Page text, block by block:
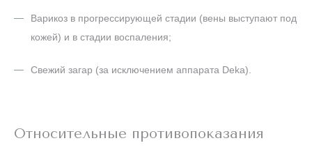
Варикоз в прогрессирующей стадии (вены выступают под
кожей) и в стадии воспаления;
Свежий загар (за исключением аппарата Deka).
Относительные противопоказания